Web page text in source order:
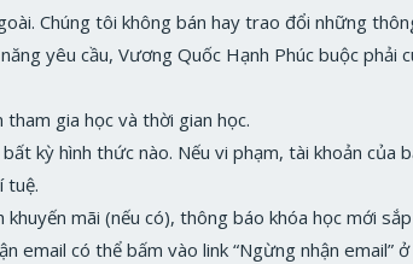
Chúng tôi không bán hay trao đổi những
yêu cầu, Vương Quốc Hạnh Phúc buộc phải
gia học và thời gian học.
kỳ hình thức nào. Nếu vi phạm, tài khoản của
tuệ.
mãi (nếu có), thông báo khóa học mới
email có thể bấm vào link “Ngừng nhận email” ở